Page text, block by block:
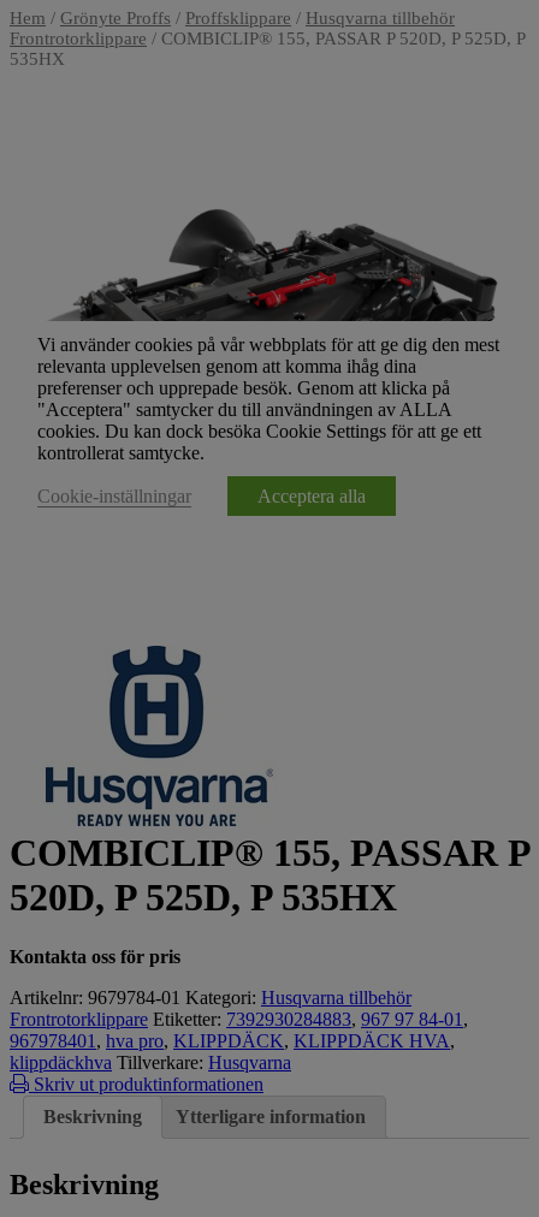
Hem / Grönyte Proffs / Proffsklippare / Husqvarna tillbehör
Frontrotorklippare / COMBICLIP® 155, PASSAR P 520D, P 525D, P
535HX
COMBICLIP® 155, PASSAR P
520D, P 525D, P 535HX
Kontakta oss för pris
Artikelnr: 9679784-01 Kategori: Husqvarna tillbehör
Frontrotorklippare Etiketter: 7392930284883, 967 97 84-01 ,
967978401 , hva pro, KLIPPDÄCK, KLIPPDÄCK HVA,
klippdäckhva Tillverkare: Husqvarna
Skriv ut produktinformationen
Beskrivning
Ytterligare information
Beskrivning
Vi använder cookies på vår webbplats för att ge dig den mest
relevanta upplevelsen genom att komma ihåg dina
preferenser och upprepade besök. Genom att klicka på
"Acceptera" samtycker du till användningen av ALLA
cookies. Du kan dock besöka Cookie Settings för att ge ett
kontrollerat samtycke.
Cookie-inställningar Acceptera alla